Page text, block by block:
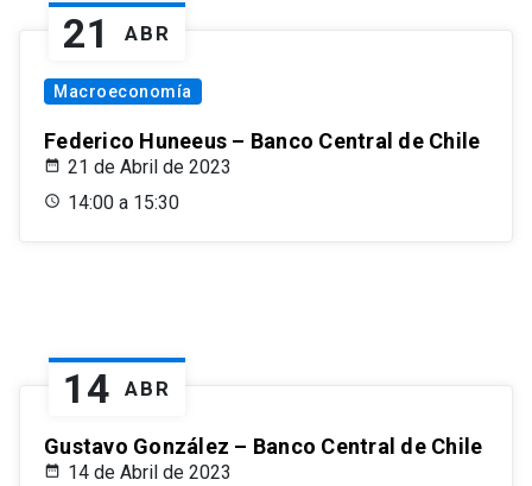
21 ABR
Macroeconomía
Federico Huneeus – Banco Central de Chile
21 de Abril de 2023
14:00 a 15:30
14 ABR
Gustavo González – Banco Central de Chile
14 de Abril de 2023